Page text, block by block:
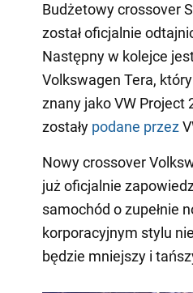
Budżetowy crossover
został oficjalnie
Następny w kolejce
Volkswagen Tera,
znany jako VW Project
zostały podane przez
Nowy crossover
już oficjalnie
samochód o zupełnie
korporacyjnym stylu
będzie mniejszy i